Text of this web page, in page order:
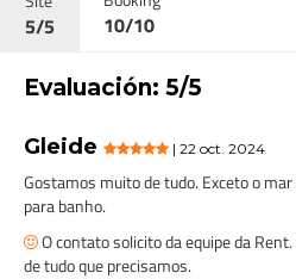
5/5 10/10
Evaluación: 5/5
Gleide | 22 oct. 2024
Gostamos muito de tudo. Exceto o
para banho.
O contato solicito da equipe da
de tudo que precisamos.